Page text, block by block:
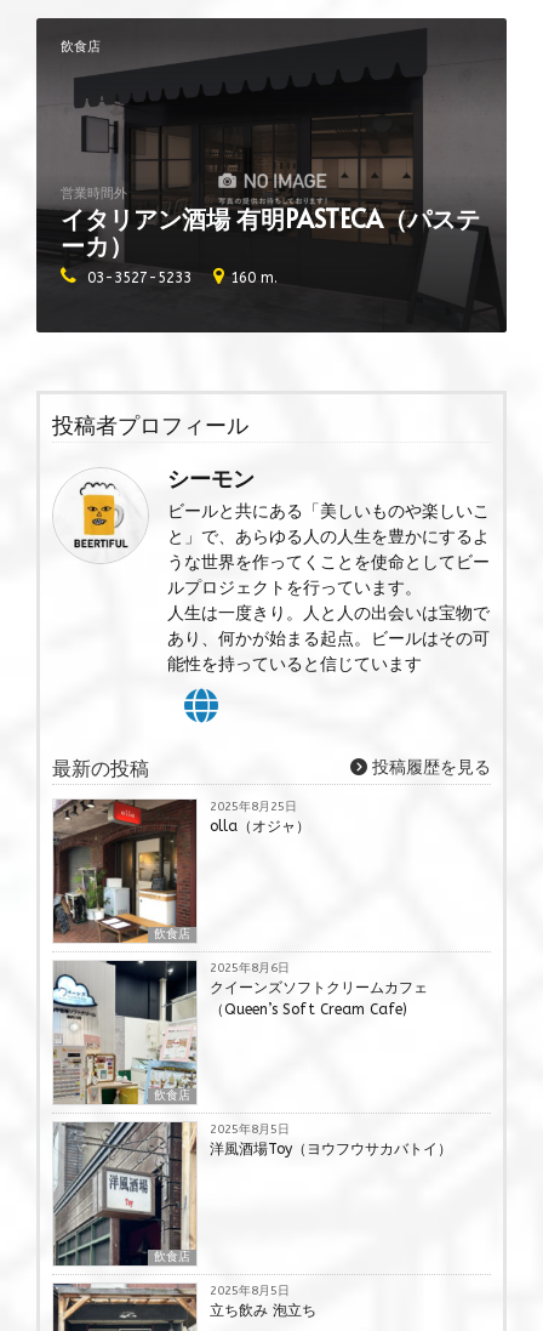
飲食店
イタリアン酒場 有明PASTECA（パステ
ーカ）
営業時間外
03-3527-5233 160 m.
投稿者プロフィール
シーモン
ビールと共にある「美しいものや楽しいこ
と」で、あらゆる人の人生を豊かにするよ
うな世界を作ってくことを使命としてビー
ルプロジェクトを行っています。
人生は一度きり。人と人の出会いは宝物で
あり、何かが始まる起点。ビールはその可
能性を持っていると信じています
最新の投稿 投稿履歴を見る
飲食店
2025年8月25日
olla（オジャ）
飲食店
2025年8月6日
クイーンズソフトクリームカフェ
（Queen’s Soft Cream Cafe)
飲食店
2025年8月5日
洋風酒場Toy（ヨウフウサカバトイ）
2025年8月5日
立ち飲み 泡立ち